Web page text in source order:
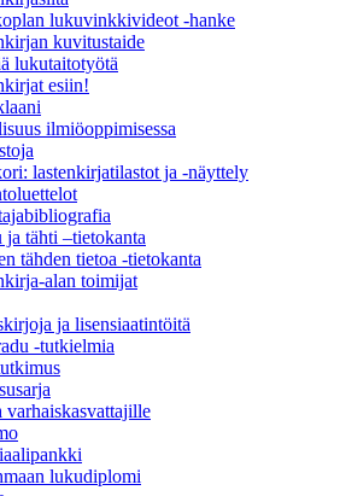
lukuvinkkivideot -hanke
kuvitustaide
lukutaitotyötä
esiin!
ilmiöoppimisessa
lastenkirjatilastot ja -näyttely
tähti –tietokanta
tähden tietoa -tietokanta
alan toimijat
ja lisensiaatintöitä
-tutkielmia
varhaiskasvattajille
lukudiplomi